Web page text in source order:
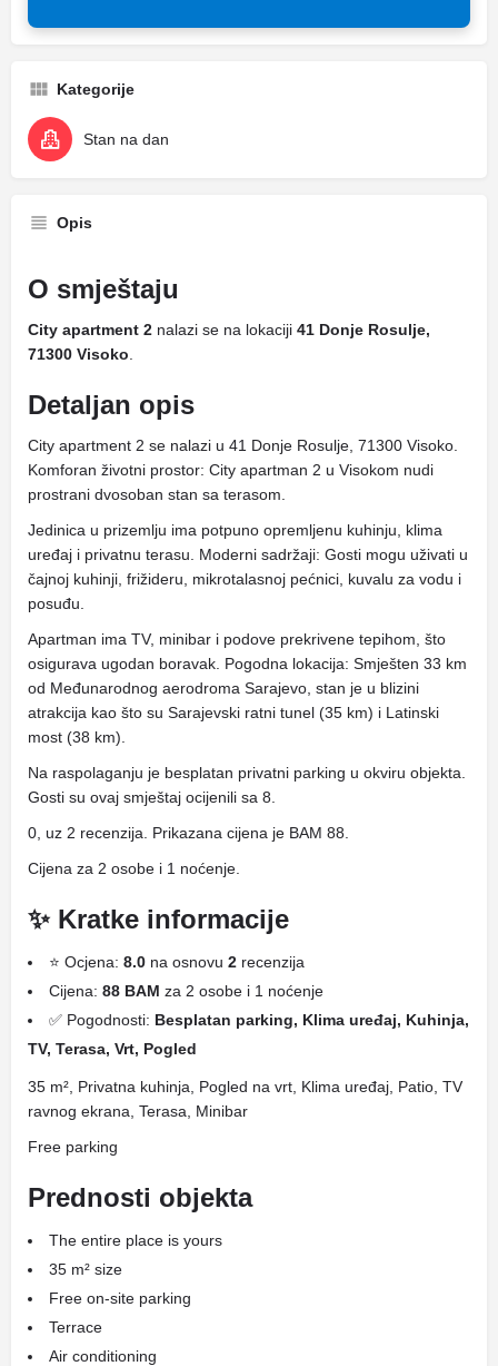
Kategorije
Stan na dan
Opis
O smještaju
City apartment 2 nalazi se na lokaciji 41 Donje Rosulje,
71300 Visoko
Detaljan opis
City apartment 2 se nalazi u 41 Donje Rosulje, 71300 Visoko.
Komforan životni prostor: City apartman 2 u Visokom nudi
prostrani dvosoban stan sa terasom.
Jedinica u prizemlju ima potpuno opremljenu kuhinju, klima
uređaj i privatnu terasu. Moderni sadržaji: Gosti mogu uživati ​​u
čajnoj kuhinji, frižideru, mikrotalasnoj pećnici, kuvalu za vodu i
posuđu.
Apartman ima TV, minibar i podove prekrivene tepihom, što
osigurava ugodan boravak. Pogodna lokacija: Smješten 33 km
od Međunarodnog aerodroma Sarajevo, stan je u blizini
atrakcija kao što su Sarajevski ratni tunel (35 km) i Latinski
most (38 km).
Na raspolaganju je besplatan privatni parking u okviru objekta.
Gosti su ovaj smještaj ocijenili sa 8.
0, uz 2 recenzija. Prikazana cijena je BAM 88.
Cijena za 2 osobe i 1 noćenje.
✨ Kratke informacije
⭐ Ocjena: 8.0 na osnovu 2 recenzija
Cijena: 88 BAM za 2 osobe i 1 noćenje
✅ Pogodnosti: Besplatan parking, Klima uređaj, Kuhinja,
TV, Terasa, Vrt, Pogled
35 m², Privatna kuhinja, Pogled na vrt, Klima uređaj, Patio, TV
ravnog ekrana, Terasa, Minibar
Free parking
Prednosti objekta
The entire place is yours
35 m² size
Free on-site parking
Terrace
Air conditioning